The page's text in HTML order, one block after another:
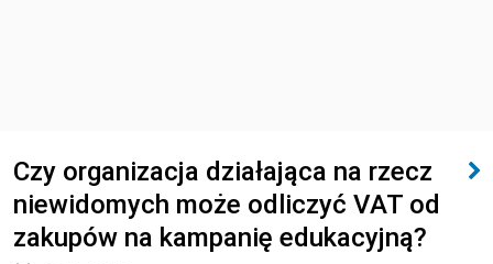
Czy organizacja działająca na rzecz
niewidomych może odliczyć VAT od
zakupów na kampanię edukacyjną?